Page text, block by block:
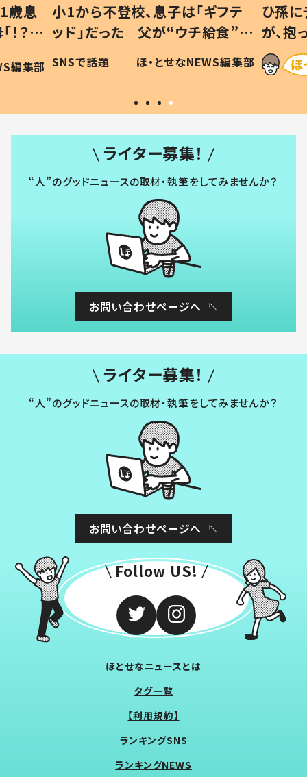
歳息
？」
編集部
小1から不登校、息子は「ギフテ
ッド」だった 父が“ウチ給食”を
作り続ける理由とは #令和の親
#令和の子
SNSで話題 ほ・とせなNEWS編集部
ひ孫
が、
「涙が
い」
ライター募集！
“人”のグッドニュースの取材・執筆をしてみませんか？
お問い合わせページへ
ライター募集！
“人”のグッドニュースの取材・執筆をしてみませんか？
お問い合わせページへ
Follow US!
ほとせなニュースとは
タグ一覧
【利用規約】
ランキングSNS
ランキングNEWS